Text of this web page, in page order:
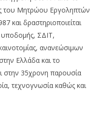
του Μητρώου Εργοληπτών
και δραστηριοποιείται
ΣΔΙΤ,
ανανεώσιμων
Ελλάδα και το
στην 35χρονη παρουσία
τεχνογνωσία καθώς και